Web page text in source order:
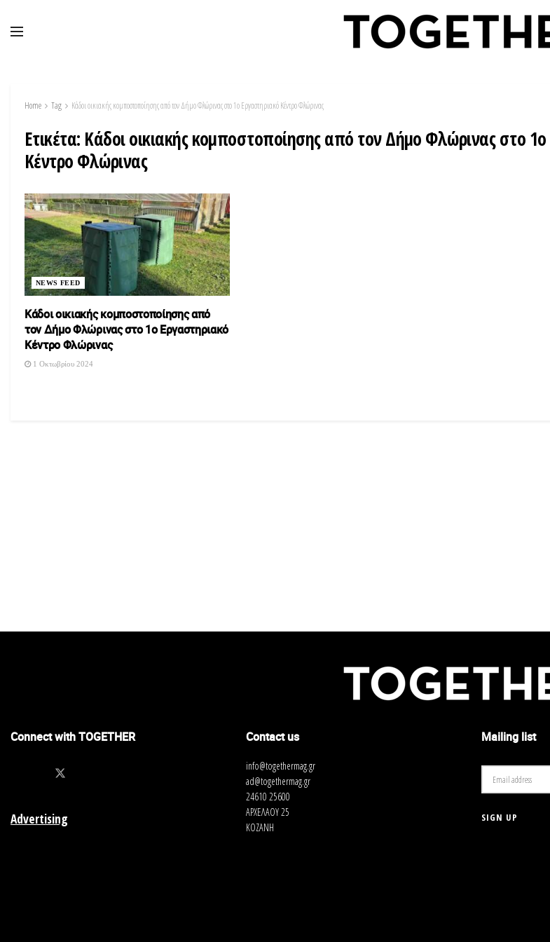
Home Tag Κάδοι οικιακής κομποστοποίησης από τον Δήμο Φλώρινας στο 1ο Εργαστηριακό Κέντρο Φλώρινας
Ετικέτα: Κάδοι οικιακής κομποστοποίησης από τον Δήμο Φλώρινας στο
Κέντρο Φλώρινας
NEWS FEED
Κάδοι οικιακής κομποστοποίησης από
τον Δήμο Φλώρινας στο 1ο Εργαστηριακό
Κέντρο Φλώρινας
1 Οκτωβρίου 2024
Connect with TOGETHER
Advertising
Contact us
info@togethermag.gr
ad@togethermag.gr
24610 25600
ΑΡΧΕΛΑΟΥ 25
ΚΟΖΑΝΗ
Mailing list